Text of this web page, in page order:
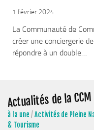
1 février 2024
La Communauté de
créer une conciergerie
répondre à un double…
Actualités de la CCM
à la une /Activités de Pleine
& Tourisme